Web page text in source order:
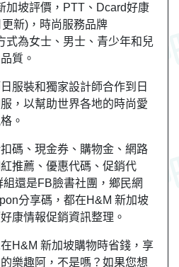
加坡評價，PTT、Dcard好康
新)，時尚服務品牌
式為女士、男士、青少年和兒
質。
服裝和獨家設計師合作到日
，以幫助世界各地的時尚愛
。
碼、現金券、購物金、網路
推薦、優惠代碼、促銷代
還是FB臉書社團， 鄉民網
分享碼，都在H&M 新加坡
康情報促銷資訊整理。
H&M 新加坡購物時省錢，享
樂趣阿，不是嗎？如果您想